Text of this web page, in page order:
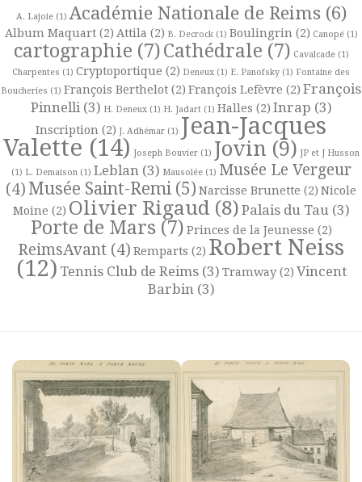
A. Lajoie(1) Académie Nationale de Reims (6)
Album Maquart(2) Attila (2) B. Decrock(1) Boulingrin (2) Canopé(1)
cartographie (7)Cathédrale (7) Cavalcade(1)
Charpentes (1) Cryptoportique (2) Deneux (1) E. Panofsky (1) Fontaine des
Boucheries (1) François Berthelot (2) François Lefèvre (2) François
Pinnelli (3) H. Deneux(1) H. Jadart(1) Halles (2) Inrap (3)
Inscription (2) J. Adhémar (1) Jean-Jacques
Valette (14) Joseph Bouvier(1) Jovin (9) JP et J Husson
(1) L. Demaison(1) Leblan (3) Mausolée(1) Musée Le Vergeur
(4) Musée Saint-Remi (5) Narcisse Brunette (2) Nicole
Moine (2) Olivier Rigaud (8) Palais du Tau (3)
Porte de Mars(7) Princes de la Jeunesse (2)
ReimsAvant (4) Remparts (2) Robert Neiss
(12) Tennis Club de Reims(3) Tramway(2) Vincent
Barbin (3)